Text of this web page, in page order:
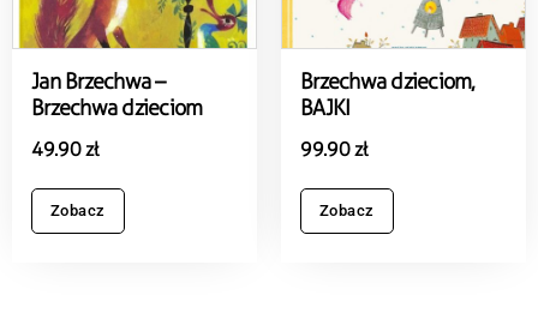
Jan Brzechwa –
Brzechwa dzieciom
49.90zł
Zobacz
Brzechwa dzieciom,
BAJKI
99.90zł
Zobacz